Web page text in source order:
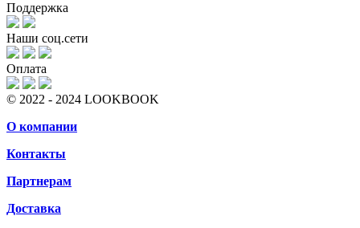
Поддержка
Наши соц.сети
Оплата
© 2022 - 2024 LOOKBOOK
О компании
Контакты
Партнерам
Доставка